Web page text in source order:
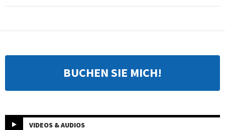
BUCHEN SIE MICH!
VIDEOS & AUDIOS